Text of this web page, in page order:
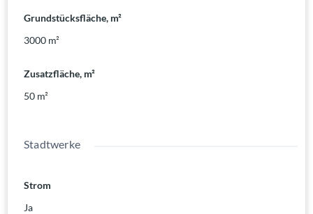
Grundstücksfläche, m²
3000 m²
Zusatzfläche, m²
50 m²
Stadtwerke
Strom
Ja